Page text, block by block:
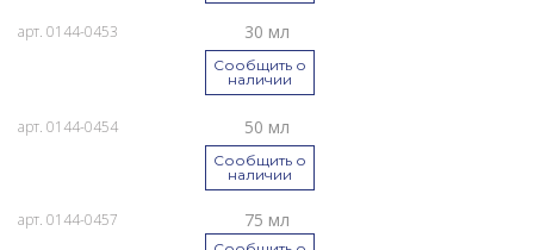
арт. 0144-0453 30 мл
Сообщить о
наличии
арт. 0144-0454 50 мл
Сообщить о
наличии
арт. 0144-0457 75 мл